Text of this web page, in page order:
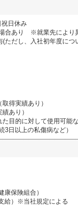
日休み
合あり ※就業先により
ただし、入社初年度につ
得実績あり）
あり）
目的に対して使用可能
日以上の私傷病など）
康保険組合）
給）※当社規定による